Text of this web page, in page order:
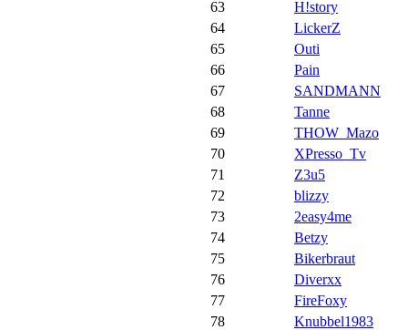
63
H!story
64
LickerZ
65
Outi
66
Pain
67
SANDMANN
68
Tanne
69
THOW_Mazo
70
XPresso_Tv
71
Z3u5
72
blizzy
73
2easy4me
74
Betzy
75
Bikerbraut
76
Diverxx
77
FireFoxy
78
Knubbel1983